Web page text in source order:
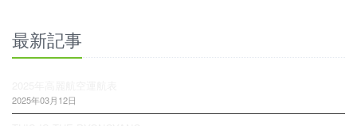
最新記事
2025年03月12日